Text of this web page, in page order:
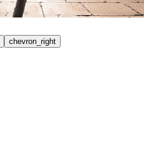
chevron_right